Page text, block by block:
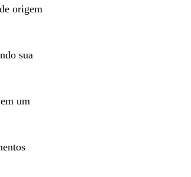
origem
sua
um